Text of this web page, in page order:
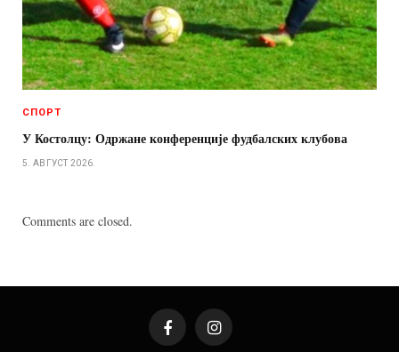
СПОРТ
У Костолцу: Одржане конференције фудбалских клубова
5. АВГУСТ 2026.
Comments are closed.
FacebookInstagram